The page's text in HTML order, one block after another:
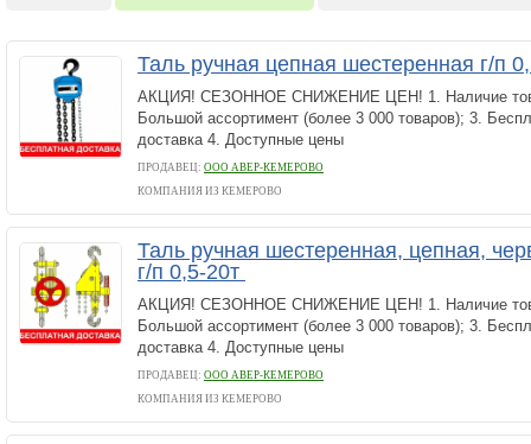
Таль ручная цепная шестеренная г/п
АКЦИЯ! СЕЗОННОЕ СНИЖЕНИЕ ЦЕН! 1. Наличие
Большой ассортимент (более 3 000 товаров); 3.
доставка 4. Доступные цены
ПРОДАВЕЦ: ООО АВЕР-КЕМЕРОВО
КОМПАНИЯ ИЗ КЕМЕРОВО
Таль ручная шестеренная, цепная,
г/п 0,5-20т
АКЦИЯ! СЕЗОННОЕ СНИЖЕНИЕ ЦЕН! 1. Наличие
Большой ассортимент (более 3 000 товаров); 3.
доставка 4. Доступные цены
ПРОДАВЕЦ: ООО АВЕР-КЕМЕРОВО
КОМПАНИЯ ИЗ КЕМЕРОВО